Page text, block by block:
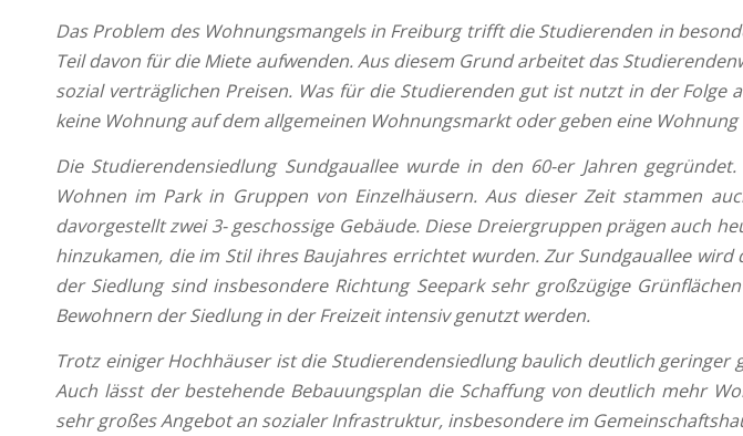
Das Problem des Wohnungsmangels in Freiburg trifft die Studierenden in
Teil davon für die Miete aufwenden. Aus diesem Grund arbeitet das
sozial verträglichen Preisen. Was für die Studierenden gut ist nutzt in der
keine Wohnung auf dem allgemeinen Wohnungsmarkt oder geben eine Wohnung
Die Studierendensiedlung Sundgauallee wurde in den 60-er Jahren
Wohnen im Park in Gruppen von Einzelhäusern. Aus dieser Zeit stammen
davorgestellt zwei 3- geschossige Gebäude. Diese Dreiergruppen prägen auch
hinzukamen, die im Stil ihres Baujahres errichtet wurden. Zur Sundgauallee
der Siedlung sind insbesondere Richtung Seepark sehr großzügige
Bewohnern der Siedlung in der Freizeit intensiv genutzt werden.
Trotz einiger Hochhäuser ist die Studierendensiedlung baulich deutlich
Auch lässt der bestehende Bebauungsplan die Schaffung von deutlich mehr
sehr großes Angebot an sozialer Infrastruktur, insbesondere im